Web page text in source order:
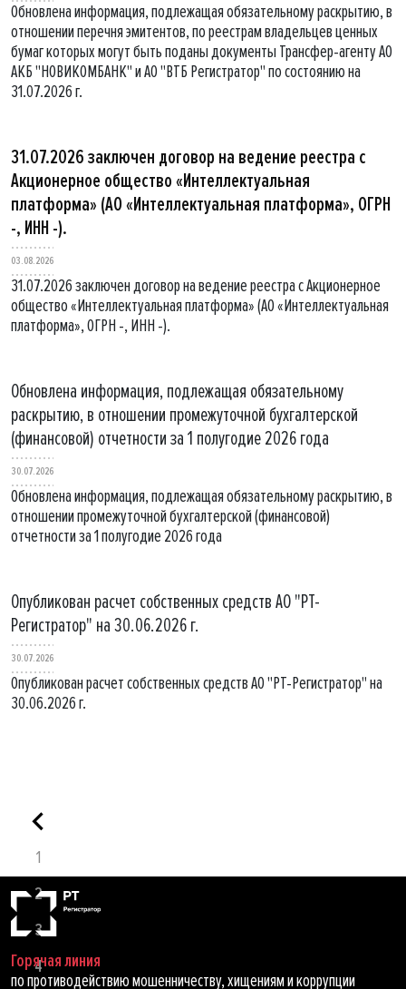
Обновлена информация, подлежащая обязательному раскрытию, в
отношении перечня эмитентов, по реестрам владельцев ценных
бумаг которых могут быть поданы документы Трансфер-агенту АО
АКБ "НОВИКОМБАНК" и АО "ВТБ Регистратор" по состоянию на
31.07.2026 г.
31.07.2026 заключен договор на ведение реестра с
Акционерное общество «Интеллектуальная
платформа» (АО «Интеллектуальная платформа», ОГРН
-, ИНН -).
03.08.2026
31.07.2026 заключен договор на ведение реестра с Акционерное
общество «Интеллектуальная платформа» (АО «Интеллектуальная
платформа», ОГРН -, ИНН -).
Обновлена информация, подлежащая обязательному
раскрытию, в отношении промежуточной бухгалтерской
(финансовой) отчетности за 1 полугодие 2026 года
30.07.2026
Обновлена информация, подлежащая обязательному раскрытию, в
отношении промежуточной бухгалтерской (финансовой)
отчетности за 1 полугодие 2026 года
Опубликован расчет собственных средств АО "РТ-
Регистратор" на 30.06.2026 г.
30.07.2026
Опубликован расчет собственных средств АО "РТ-Регистратор" на
30.06.2026 г.
1
2
3
4
Горячая линия
по противодействию мошенничеству, хищениям и коррупции